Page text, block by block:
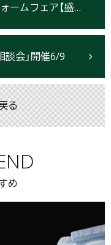
6/8･9(土日)開催 水まわりリフォームフェア【盛岡市】
談会」開催6/9
る
め